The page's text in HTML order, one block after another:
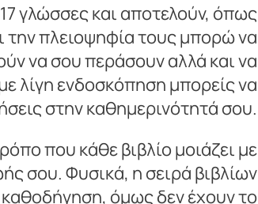
γλώσσες και αποτελούν, όπως
την πλειοψηφία τους μπορώ να
να σου περάσουν αλλά και να
λίγη ενδοσκόπηση μπορείς να
στην καθημερινότητά σου.
που κάθε βιβλίο μοιάζει με
σου. Φυσικά, η σειρά βιβλίων
καθοδήγηση, όμως δεν έχουν το